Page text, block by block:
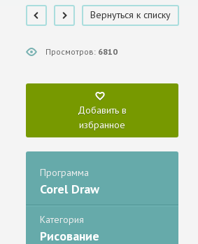
Вернуться к списку
Просмотров: 6810
Добавить в
избранное
Программа
Corel Draw
Категория
Рисование